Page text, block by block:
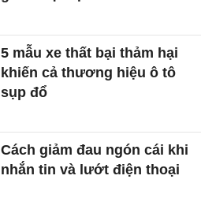
5 mẫu xe thất bại thảm hại
khiến cả thương hiệu ô tô
sụp đổ
Cách giảm đau ngón cái khi
nhắn tin và lướt điện thoại